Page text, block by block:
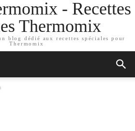
- Recettes
Thermomix
blog dédié aux recettes spéciales pour
Thermomix